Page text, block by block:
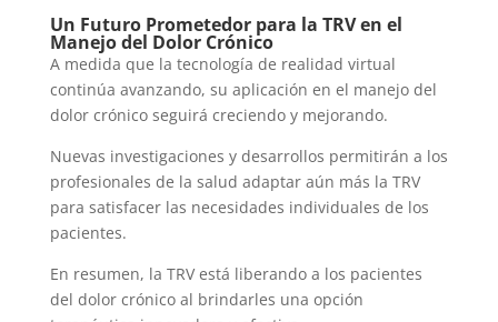
Un Futuro Prometedor para la TRV en el
Manejo del Dolor Crónico
A medida que la tecnología de realidad virtual
continúa avanzando, su aplicación en el manejo del
dolor crónico seguirá creciendo y mejorando.
Nuevas investigaciones y desarrollos permitirán a los
profesionales de la salud adaptar aún más la TRV
para satisfacer las necesidades individuales de los
pacientes.
En resumen, la TRV está liberando a los pacientes
del dolor crónico al brindarles una opción